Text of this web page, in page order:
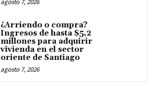
agosto 7, 2026
¿Arriendo o compra?
Ingresos de hasta $5,2
millones para adquirir
vivienda en el sector
oriente de Santiago
agosto 7, 2026